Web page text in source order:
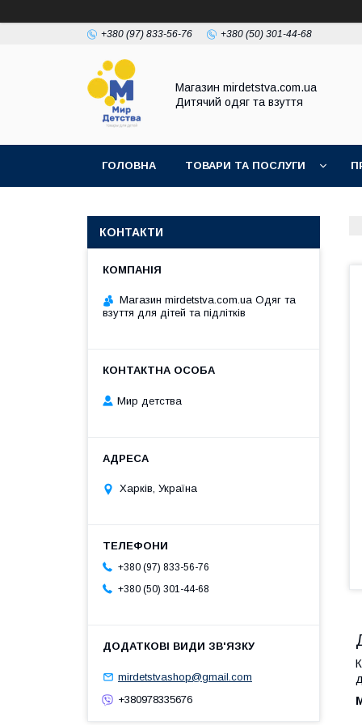
+380 (97) 833-56-76 +380 (50) 301-44-68
Магазин mirdetstva.com.ua
Дитячий одяг та взуття
ГОЛОВНА ТОВАРИ ТА ПОСЛУГИ
КОНТАКТИ
Магазин mirdetstva.com.ua Одяг та
взуття для дітей та підлітків
Мир детства
Харків, Україна
+380 (97) 833-56-76
+380 (50) 301-44-68
mirdetstvashop@gmail.com
+380978335676